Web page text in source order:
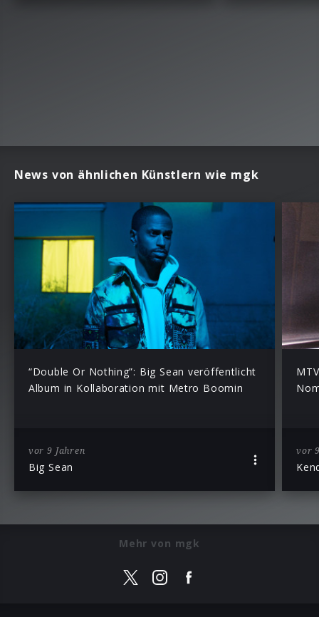
News von ähnlichen Künstlern wie mgk
“Double Or Nothing”: Big Sean veröffentlicht
Album in Kollaboration mit Metro Boomin
vor 9 Jahren
Big Sean
vor
Mehr von mgk